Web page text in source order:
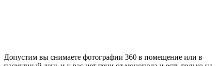
Допустим вы снимаете фотографии 360 в помещение или в